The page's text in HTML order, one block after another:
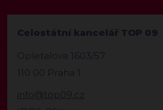
Celostátní kancelář TOP 09
Opletalova 1603/57
110 00 Praha 1
info@top09.cz